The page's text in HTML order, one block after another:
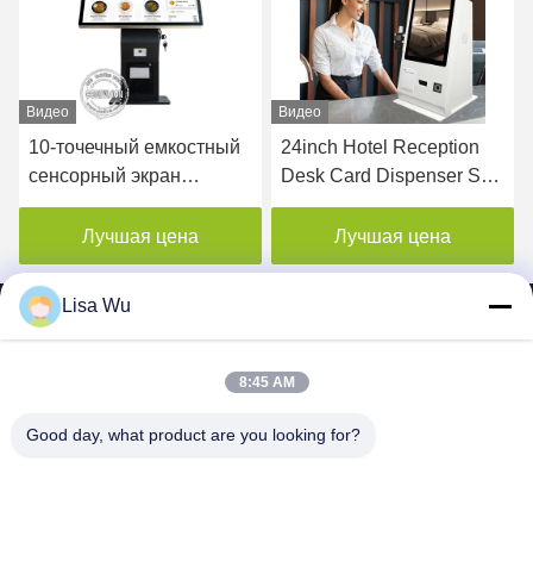
Видео
10-точечный емкостный
сенсорный экран
самообслуживания
Киоск оплаты с 24-
дюймовым настольным
принтером
Лучшая цена
Видео
24inch Hotel Reception
Desk Card Dispenser Self
Check In Out Payment
Machine with Camera
Лучшая цена
SHENZHEN MERCEDESTECHNOLOGY CO.,
Lisa Wu
8:45 AM
Good day, what product are you looking for?